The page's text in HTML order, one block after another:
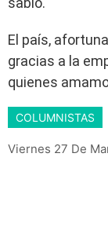
El país,
gracias a la
quienes
COLUMNISTAS
Viernes 27 De